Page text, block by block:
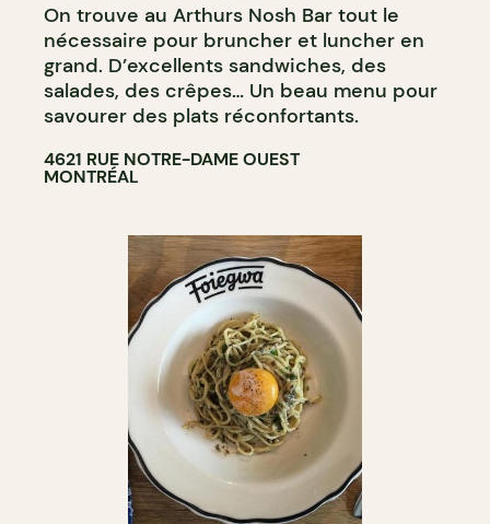
On trouve au Arthurs Nosh Bar tout le
nécessaire pour bruncher et luncher en
grand. D’excellents sandwiches, des
salades, des crêpes… Un beau menu pour
savourer des plats réconfortants.
4621 RUE NOTRE-DAME OUEST
MONTRÉAL